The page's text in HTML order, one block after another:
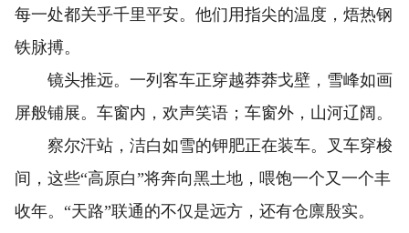
每一处都关乎千里平安。他们用指尖的温度，焐热钢
铁脉搏。
镜头推远。一列客车正穿越莽莽戈壁，雪峰如画
屏般铺展。车窗内，欢声笑语；车窗外，山河辽阔。
察尔汗站，洁白如雪的钾肥正在装车。叉车穿梭
间，这些“高原白”将奔向黑土地，喂饱一个又一个丰
收年。“天路”联通的不仅是远方，还有仓廪殷实。